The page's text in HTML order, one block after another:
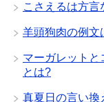
こさえるは方
羊頭狗肉の例文
マーガレットと
とは?
真夏日の言い換